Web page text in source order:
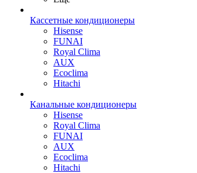
Кассетные кондиционеры
Hisense
FUNAI
Royal Clima
AUX
Ecoclima
Hitachi
Канальные кондиционеры
Hisense
Royal Clima
FUNAI
AUX
Ecoclima
Hitachi